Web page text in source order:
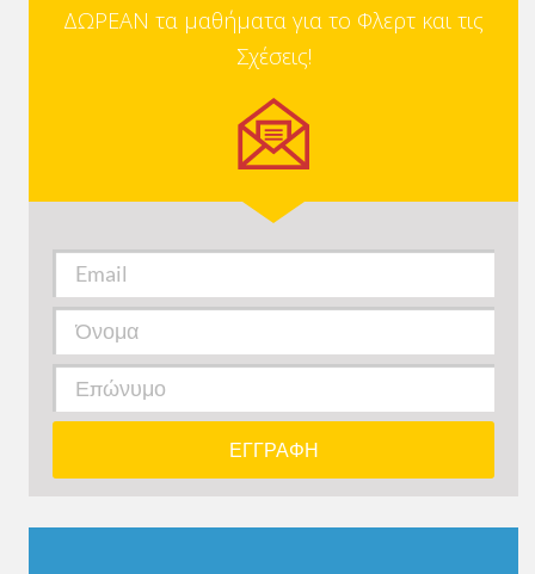
ΔΩΡΕΑΝ τα μαθήματα για το Φλερτ και τις
Σχέσεις!